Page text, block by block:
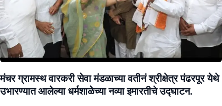
मंचर ग्रामस्थ वारकरी सेवा मंडळाच्या वतीनं श्रीक्षेत्र पंढरपूर येथे
उभारण्यात आलेल्या धर्मशाळेच्या नव्या इमारतीचे उद्घाटन.